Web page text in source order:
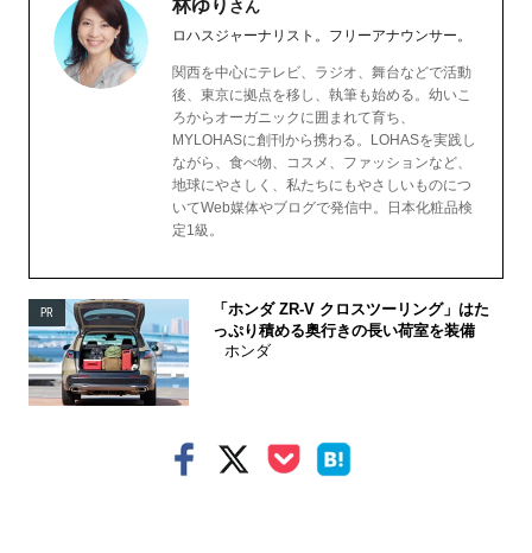
林ゆり さん
ロハスジャーナリスト。フリーアナウンサー。
関西を中心にテレビ、ラジオ、舞台などで活動
後、東京に拠点を移し、執筆も始める。幼いこ
ろからオーガニックに囲まれて育ち、
MYLOHASに創刊から携わる。LOHASを実践し
ながら、食べ物、コスメ、ファッションなど、
地球にやさしく、私たちにもやさしいものにつ
いてWeb媒体やブログで発信中。日本化粧品検
定1級。
PR
「ホンダ ZR-V クロスツーリング」はた
っぷり積める奥行きの長い荷室を装備
ホンダ